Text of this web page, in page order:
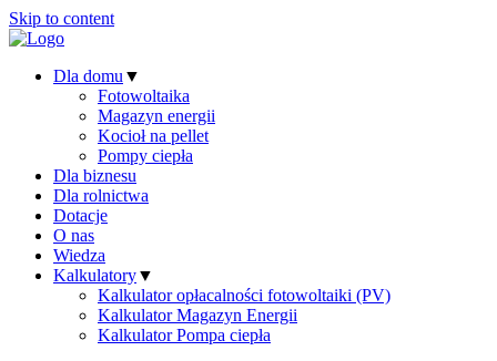
Skip to content
Dla domu ▼
Fotowoltaika
Magazyn energii
Kocioł na pellet
Pompy ciepła
Dla biznesu
Dla rolnictwa
Dotacje
O nas
Wiedza
Kalkulatory▼
Kalkulator opłacalności fotowoltaiki (PV)
Kalkulator Magazyn Energii
Kalkulator Pompa ciepła